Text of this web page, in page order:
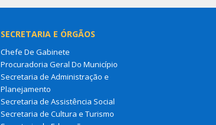
SECRETARIA E ÓRGÃOS
Chefe De Gabinete
Procuradoria Geral Do Município
Secretaria de Administração e
Planejamento
Secretaria de Assistência Social
Secretaria de Cultura e Turismo